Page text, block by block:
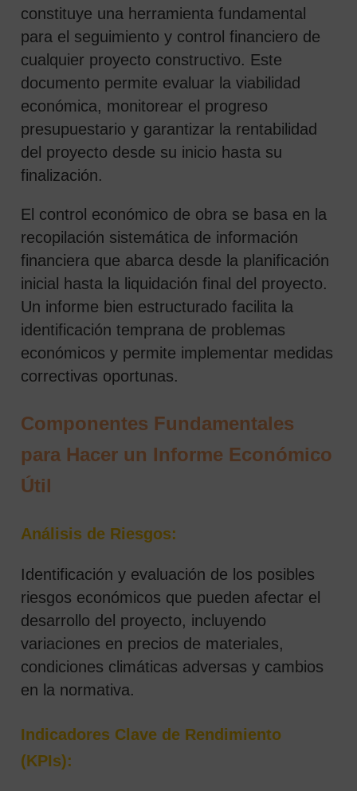
constituye una herramienta fundamental
para el seguimiento y control financiero de
cualquier proyecto constructivo. Este
documento permite evaluar la viabilidad
económica, monitorear el progreso
presupuestario y garantizar la rentabilidad
del proyecto desde su inicio hasta su
finalización.
El control económico de obra se basa en la
recopilación sistemática de información
financiera que abarca desde la planificación
inicial hasta la liquidación final del proyecto.
Un informe bien estructurado facilita la
identificación temprana de problemas
económicos y permite implementar medidas
correctivas oportunas.
Componentes Fundamentales
para Hacer un Informe Económico
Útil
Análisis de Riesgos:
Identificación y evaluación de los posibles
riesgos económicos que pueden afectar el
desarrollo del proyecto, incluyendo
variaciones en precios de materiales,
condiciones climáticas adversas y cambios
en la normativa.
Indicadores Clave de Rendimiento
(KPIs):